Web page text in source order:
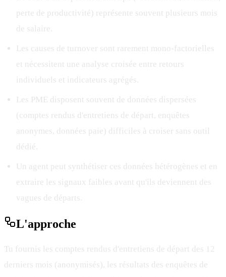
perte de productivité) représente souvent plusieurs mois
de salaire.
Les causes de turnover sont rarement mono-factorielles
et nécessitent une analyse croisée entre retours
individuels et indicateurs agrégés.
Les PME disposent souvent de données dispersées
(comptes rendus d'entretiens de départ, enquêtes
anonymes, données paie) difficiles à croiser sans outil
dédié.
Un agent peut synthétiser ces données hétérogènes et en
extraire les signaux faibles avant qu'ils deviennent des
vagues de départs.
L'approche
Tu fournis les comptes rendus d'entretiens de départ des 12
derniers mois (anonymisés), les résultats des enquêtes de